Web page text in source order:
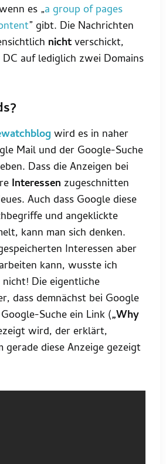
es „a group of pages
” gibt. Die Nachrichten
nichtverschickt,
auf lediglich zwei Domains
wird es in naher
Mail und der Google-Suche
Dass die Anzeigen bei
Interessen zugeschnitten
Auch dass Google diese
und angeklickte
kann man sich denken.
Interessen aber
kann, wusste ich
Die eigentliche
dass demnächst bei Google
Suche ein Link („Why
wird, der erklärt,
gerade diese Anzeige gezeigt